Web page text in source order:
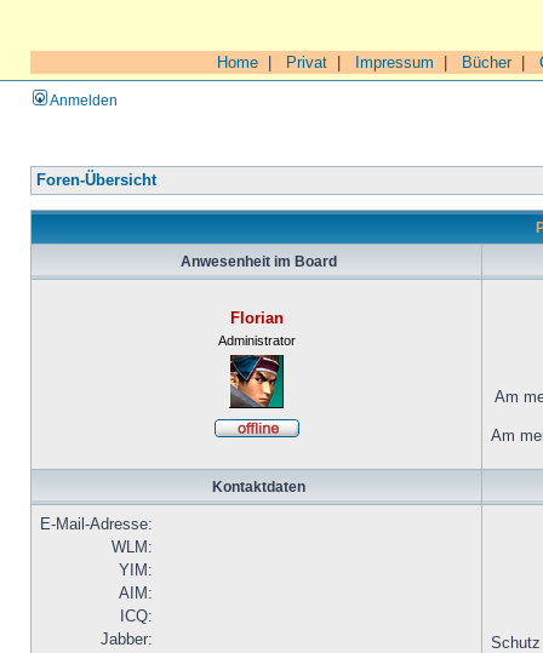
Home Privat Impressum Bücher|
Anmelden
Foren-Übersicht
Anwesenheit im Board
Florian
Administrator
Am
Am
Kontaktdaten
E-Mail-Adresse:
WLM:
YIM:
AIM:
ICQ:
Jabber:
Schutz